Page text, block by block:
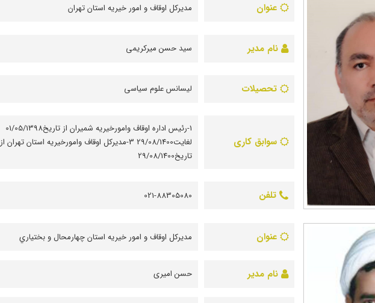
عنوان مديرکل اوقاف و امور خيريه استان تهران
نام مدیر سید حسن میرکریمی
تحصیلات لیسانس علوم سیاسی
سوابق کاری
1-رئیس اداره اوقاف وامورخیریه شمیران از تاریخ01/05/1398
لغایت29/08/1400 3-مدیرکل اوقاف وامورخیریه استان تهران از
تاریخ29/08/1400
تلفن 021-88305080
عنوان مديرکل اوقاف و امور خيريه استان چهارمحال و بختياري
نام مدیر حسن امیری